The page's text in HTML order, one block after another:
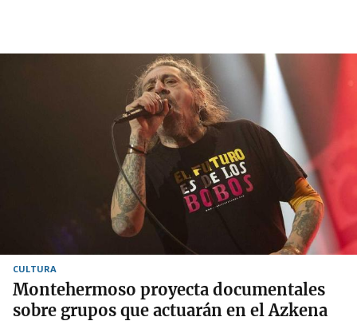
CULTURA
Montehermoso proyecta documentales
sobre grupos que actuarán en el Azkena